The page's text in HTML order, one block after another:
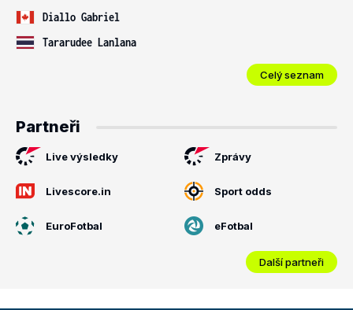
Diallo Gabriel
Tararudee Lanlana
Celý seznam
Partneři
Live výsledky Zprávy
Livescore.in Sport odds
EuroFotbal eFotbal
Další partneři